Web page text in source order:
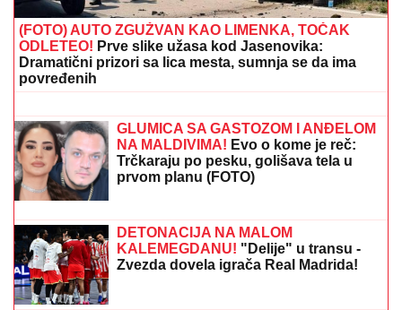
(FOTO) MINI BELA HALJINA I
IZVAJANE NOGE Ćerka Goce Tržan
objavila sliku iz provoda, mreže se
usijale
za njom u papučama, NE MOŽE DA
DOČEKA NASTUP, a evo šta joj od
ranog jutra stvara VELIKU
NELAGODU! (VIDEO)